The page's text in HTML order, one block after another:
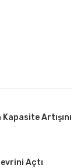
Artışını
Açtı